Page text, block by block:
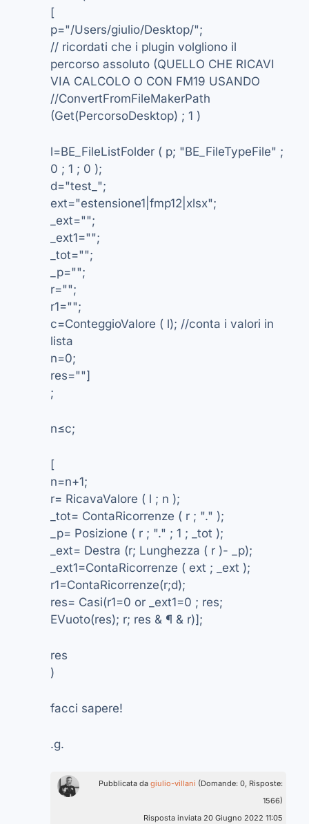
[
p="/Users/giulio/Desktop/";
// ricordati che i plugin volgliono il
percorso assoluto (QUELLO CHE RICAVI
VIA CALCOLO O CON FM19 USANDO
//ConvertFromFileMakerPath
(Get(PercorsoDesktop) ; 1 )
l=BE_FileListFolder ( p; "BE_FileTypeFile" ;
0 ; 1 ; 0 );
d="test_";
ext="estensione1|fmp12|xlsx";
_ext="";
_ext1="";
_tot="";
_p="";
r="";
r1="";
c=ConteggioValore ( l); //conta i valori in
lista
n=0;
res=""]
;
n≤c;
[
n=n+1;
r= RicavaValore ( l ; n );
_tot= ContaRicorrenze ( r ; "." );
_p= Posizione ( r ; "." ; 1 ; _tot );
_ext= Destra (r; Lunghezza ( r )- _p);
_ext1=ContaRicorrenze ( ext ; _ext );
r1=ContaRicorrenze(r;d);
res= Casi(r1=0 or _ext1=0 ; res;
EVuoto(res); r; res & ¶ & r)];
res
)
facci sapere!
.g.
Pubblicata da giulio-villani (Domande: 0, Risposte:
1566)
Risposta inviata 20 Giugno 2022 11:05